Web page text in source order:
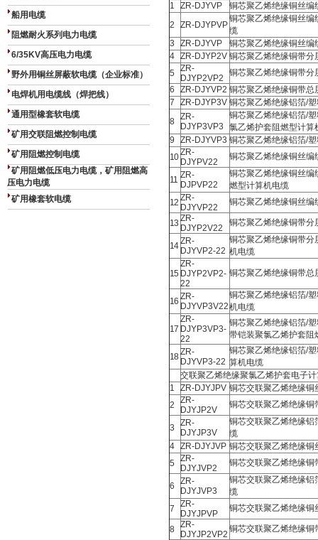
船用电缆
阻燃耐火系列电力电缆
6/35KV高压电力电缆
野外用铜丝屏蔽软电缆（企业标准）
电焊机用电缆线（焊把线）
通用型橡套软电缆
矿用交联阻燃控制电缆
矿用阻燃控制电缆
矿用阻燃低压电力电缆，矿用阻燃高
压电力电缆
矿用橡套软电缆
1
ZR-DJYVP
铜芯聚乙烯绝缘铜丝
2
ZR-DJYPVP
铜芯聚乙烯绝缘铜丝
缆
3
ZR-DJYVP
铜芯聚乙烯绝缘铜丝
4
ZR-DJYP2V 铜芯聚乙烯绝缘铜带
5
ZR-
DJYP2VP2
铜芯聚乙烯绝缘铜带
6
ZR-DJYVP2 铜芯聚乙烯绝缘铜带
7
ZR-DJYP3V 铜芯聚乙烯绝缘铝箔/
8
ZR-
DJYP3VP3
铜芯聚乙烯绝缘铝箔/
氯乙烯护套阻燃型计
9
ZR-DJYVP3 铜芯聚乙烯绝缘铝箔/
10ZR-
DJYPV22
铜芯聚乙烯绝缘铜丝
11 ZR-
DJPVP22
铜芯聚乙烯绝缘铜丝
燃型计算机电缆
12 ZR-
DJYVP22
铜芯聚乙烯绝缘铜丝
13 ZR-
DJYP2V22
铜芯聚乙烯绝缘铜带
14ZR-
DJYVP2-22
铜芯聚乙烯绝缘铜带
机电缆
15
ZR-
DJYP2VP2-
22
铜芯聚乙烯绝缘铜带
16 ZR-
DJYVP3V22
铜芯聚乙烯绝缘铝箔/
机电缆
17
ZR-
DJYP3VP3-
22
铜芯聚乙烯绝缘铝箔/
带铠装聚氯乙烯护套阻
18ZR-
DJYVP3-22
铜芯聚乙烯绝缘铝箔/
算机电缆
交联聚乙烯绝缘聚氯乙烯护套电子
1
ZR-DJYJPV 铜芯交联聚乙烯绝缘
2
ZR-
DJYJP2V
铜芯交联聚乙烯绝缘
3
ZR-
DJYJP3V
铜芯交联聚乙烯绝缘
缆
4
ZR-DJYJVP 铜芯交联聚乙烯绝缘
5
ZR-
DJYJVP2
铜芯交联聚乙烯绝缘
6
ZR-
DJYJVP3
铜芯交联聚乙烯绝缘
缆
7
ZR-
DJYJPVP
铜芯交联聚乙烯绝缘
8
ZR-
DJYJP2VP2
铜芯交联聚乙烯绝缘